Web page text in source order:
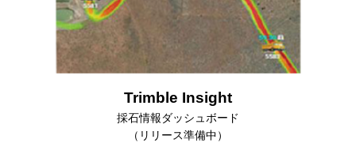
Trimble Insight
採石情報ダッシュボード
（リリース準備中）